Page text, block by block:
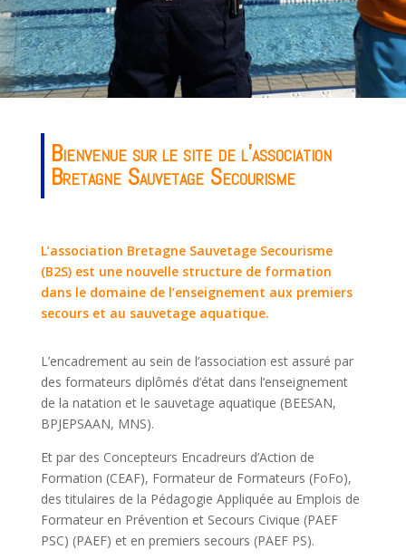
Bienvenue sur le site de l’association
Bretagne Sauvetage Secourisme
L’association Bretagne Sauvetage Secourisme
(B2S) est une nouvelle structure de formation
dans le domaine de l’enseignement aux premiers
secours et au sauvetage aquatique.
L’encadrement au sein de l’association est assuré par
des formateurs diplômés d’état dans l’enseignement
de la natation et le sauvetage aquatique (BEESAN,
BPJEPSAAN, MNS).
Et par des Concepteurs Encadreurs d’Action de
Formation (CEAF), Formateur de Formateurs (FoFo),
des titulaires de la Pédagogie Appliquée au Emplois de
Formateur en Prévention et Secours Civique (PAEF
PSC) (PAEF) et en premiers secours (PAEF PS).